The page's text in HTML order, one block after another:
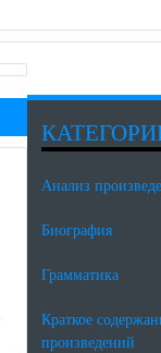
Анализ
Биография
Грамматика
Краткое
произведений